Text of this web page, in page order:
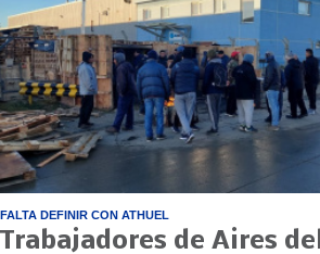
FALTA DEFINIR CON ATHUEL
Trabajadores de Aires